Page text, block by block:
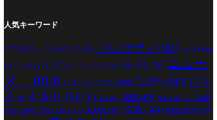
人気キーワード
アウトロー (438) アジア (350) イルミナティ (581) サムライ精神
(334) シオニスト (377) ジ・アウトサイダー (353) テロ (387) ニュー
ス、
(814) フリーメイソン (430) ユダヤ (543) ロス
チャイルド (661) 不良 (367) 与国 (455) 中国 (330) 人工地震
(380) 信仰心 (350) 大和心 (332) 大和魂 (397) 宗教 (504) 幸福の科学 (377)